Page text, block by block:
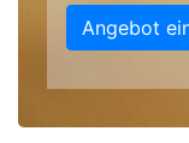
Angebot